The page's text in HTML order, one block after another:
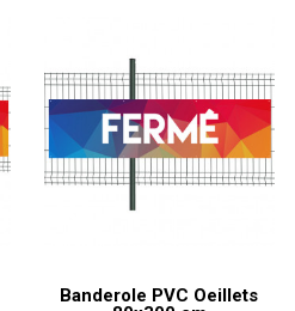
Banderole PVC Oeillets